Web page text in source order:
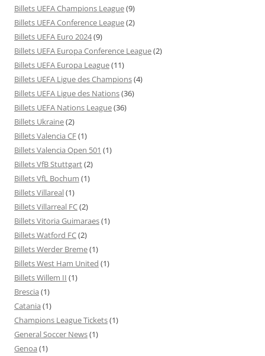
Billets UEFA Champions League(9)
Billets UEFA Conference League(2)
Billets UEFA Euro 2024(9)
Billets UEFA Europa Conference League(2)
Billets UEFA Europa League(11)
Billets UEFA Ligue des Champions(4)
Billets UEFA Ligue des Nations(36)
Billets UEFA Nations League(36)
Billets Ukraine(2)
Billets Valencia CF(1)
Billets Valencia Open 501 (1)
Billets VfB Stuttgart(2)
Billets VfL Bochum (1)
Billets Villareal(1)
Billets Villarreal FC(2)
Billets Vitoria Guimaraes(1)
Billets Watford FC(2)
Billets Werder Breme(1)
Billets West Ham United (1)
Billets Willem II (1)
Brescia (1)
Catania (1)
Champions League Tickets(1)
General Soccer News(1)
Genoa (1)